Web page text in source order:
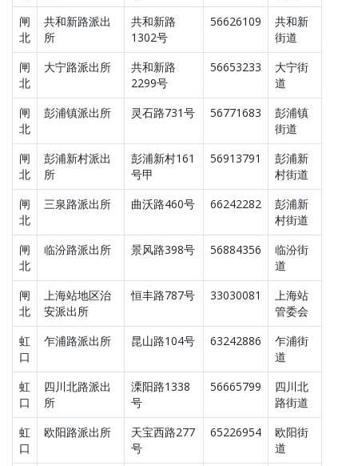
闸
北
共和新路派出
所
共和新路
1302号
56626109
共和新
街道
闸
北
大宁路派出所
共和新路
2299号
56653233
大宁街
道
闸
北
彭浦镇派出所 灵石路731号 56771683
彭浦镇
街道
闸
北
彭浦新村派出
所
彭浦新村161
号甲
56913791
彭浦新
村街道
闸
北
三泉路派出所 曲沃路460号 66242282
彭浦新
村街道
闸
北
临汾路派出所 景风路398号 56884356
临汾街
道
闸
北
上海站地区治
安派出所
恒丰路787号 33030081
上海站
管委会
虹
口
乍浦路派出所 昆山路104号 63242886
乍浦街
道
虹
口
四川北路派出
所
溧阳路1338
号
56665799
四川北
路街道
虹
口
欧阳路派出所
天宝西路277
号
65226954
欧阳街
道